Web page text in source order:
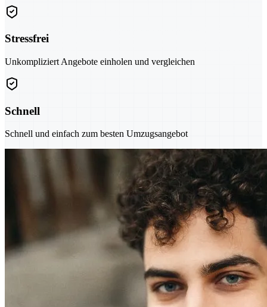
Stressfrei
Unkompliziert Angebote einholen und vergleichen
Schnell
Schnell und einfach zum besten Umzugsangebot